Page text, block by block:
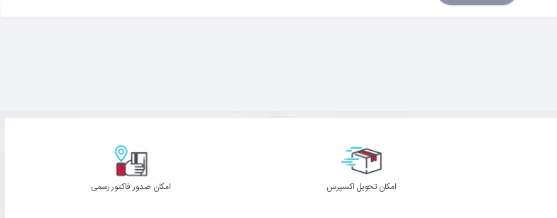
اﻣﮑﺎن ﺗﺤﻮﯾﻞ اﮐﺴﭙﺮس امکان صدور فاکتور رسمی